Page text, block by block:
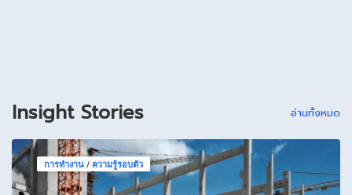
Insight Stories อ่านทั้งหมด
การทำงาน / ความรู้รอบตัว